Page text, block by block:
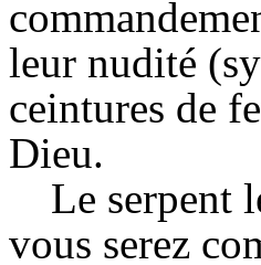
leur nudité
ceintures de
Dieu.
Le serpent
vous serez